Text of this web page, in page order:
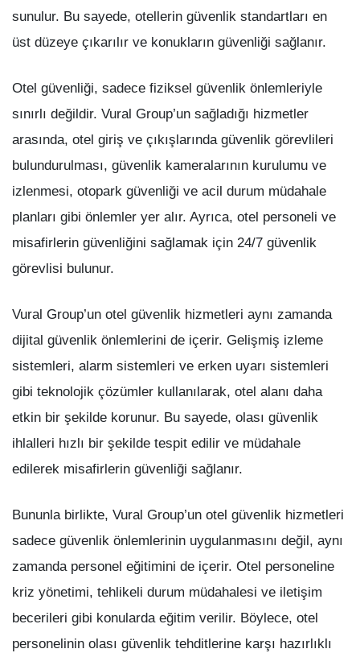
sunulur. Bu sayede, otellerin güvenlik standartları en
üst düzeye çıkarılır ve konukların güvenliği sağlanır.
Otel güvenliği, sadece fiziksel güvenlik önlemleriyle
sınırlı değildir. Vural Group’un sağladığı hizmetler
arasında, otel giriş ve çıkışlarında güvenlik görevlileri
bulundurulması, güvenlik kameralarının kurulumu ve
izlenmesi, otopark güvenliği ve acil durum müdahale
planları gibi önlemler yer alır. Ayrıca, otel personeli ve
misafirlerin güvenliğini sağlamak için 24/7 güvenlik
görevlisi bulunur.
Vural Group’un otel güvenlik hizmetleri aynı zamanda
dijital güvenlik önlemlerini de içerir. Gelişmiş izleme
sistemleri, alarm sistemleri ve erken uyarı sistemleri
gibi teknolojik çözümler kullanılarak, otel alanı daha
etkin bir şekilde korunur. Bu sayede, olası güvenlik
ihlalleri hızlı bir şekilde tespit edilir ve müdahale
edilerek misafirlerin güvenliği sağlanır.
Bununla birlikte, Vural Group’un otel güvenlik hizmetleri
sadece güvenlik önlemlerinin uygulanmasını değil, aynı
zamanda personel eğitimini de içerir. Otel personeline
kriz yönetimi, tehlikeli durum müdahalesi ve iletişim
becerileri gibi konularda eğitim verilir. Böylece, otel
personelinin olası güvenlik tehditlerine karşı hazırlıklı